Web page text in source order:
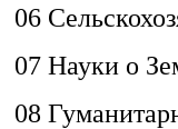
06
07 Науки о
08